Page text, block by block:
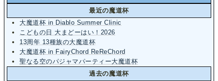
最近の魔道杯
大魔道杯 in Diablo Summer Clinic
こどもの日 大まどーはい！2026
13周年 13種族の大魔道杯
大魔道杯 in FairyChord ReReChord
聖なる空のパジャマパーティー大魔道杯
過去の魔道杯